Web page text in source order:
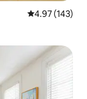
レビュー143
4.97 (143)